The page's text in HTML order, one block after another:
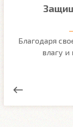
Благодаря
влагу и